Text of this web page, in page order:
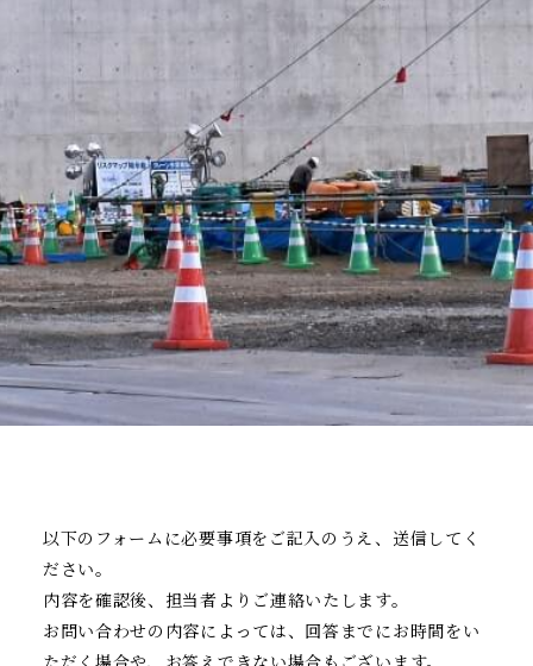
以下のフォームに必要事項をご記入のうえ、送信してく
ださい。
内容を確認後、担当者よりご連絡いたします。
お問い合わせの内容によっては、回答までにお時間をい